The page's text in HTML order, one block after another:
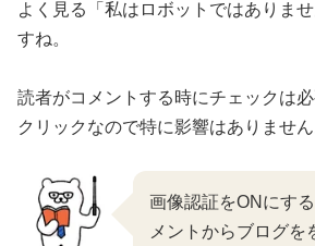
よく見る「私はロボットではありま
すね。
読者がコメントする時にチェックは
クリックなので特に影響はありません
画像認証をONにす
メントからブログを